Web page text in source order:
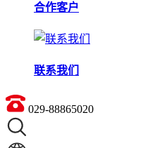
合作客户
联系我们
029-88865020